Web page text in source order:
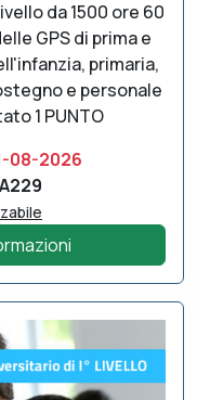
da 1500 ore 60
GPS di prima e
primaria,
e personale
1 PUNTO
08-2026